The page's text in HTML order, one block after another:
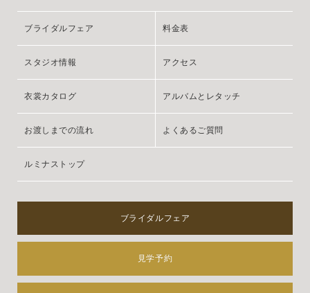
ブライダルフェア 料金表
スタジオ情報 アクセス
衣裳カタログ アルバムとレタッチ
お渡しまでの流れ よくあるご質問
ルミナストップ
ブライダルフェア
見学予約